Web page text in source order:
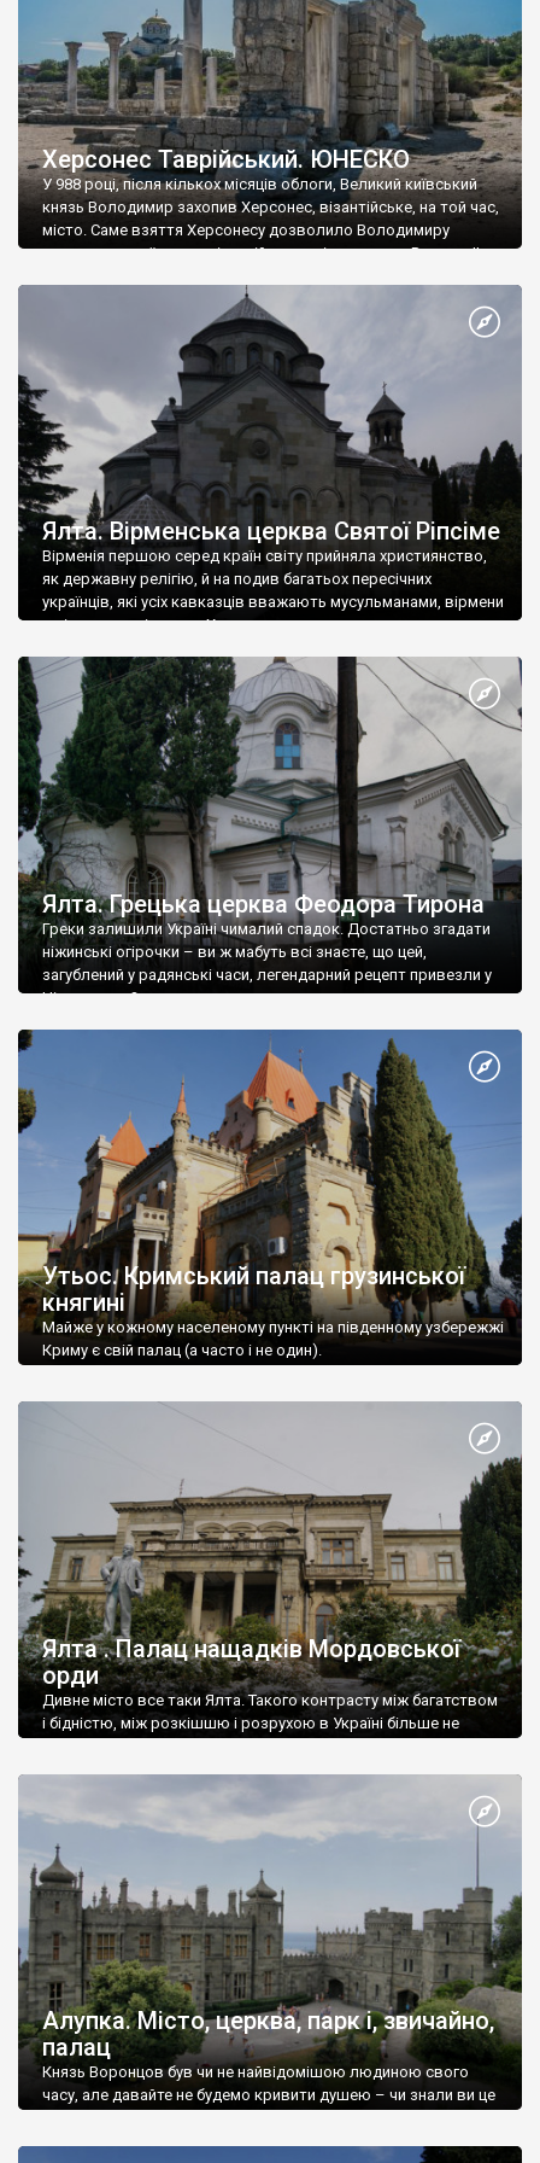
Херсонес Таврійський. ЮНЕСКО
У 988 році, після кількох місяців облоги, Великий київський
князь Володимир захопив Херсонес, візантійське, на той час,
місто. Саме взяття Херсонесу дозволило Володимиру
диктувати свої умови візантійському імператору Василю ІІ, та
Херсонесі Володимир-язичник, став Василем-християнином.
А потім було Хрещення Русі. На честь Херсонесу Таврійського
Ялта. Вірменська церква Святої Ріпсіме
Вірменія першою серед країн світу прийняла християнство,
як державну релігію, й на подив багатьох пересічних
українців, які усіх кавказців вважають мусульманами, вірмени
є відданими вірянами Христа
Ялта. Грецька церква Феодора Тирона
Греки залишили Україні чималий спадок. Достатньо згадати
ніжинські огірочки – ви ж мабуть всі знаєте, що цей,
загублений у радянські часи, легендарний рецепт привезли у
Ніжин греки?
Утьос. Кримський палац грузинської
княгині
Майже у кожному населеному пункті на південному узбережжі
Криму є свій палац (а часто і не один).
Ялта . Палац нащадків Мордовської
орди
Дивне місто все таки Ялта. Такого контрасту між багатством
і бідністю, між розкішшю і розрухою в Україні більше не
Алупка. Місто, церква, парк і, звичайно,
палац
Князь Воронцов був чи не найвідомішою людиною свого
часу, але давайте не будемо кривити душею – чи знали ви це